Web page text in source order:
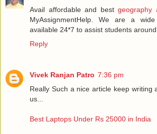
Avail affordable and bestgeography
MyAssignmentHelp. We are a
available 24*7 to assist students
Reply
Vivek Ranjan Patro 7:36 pm
Really Such a nice article keep writing
us...
Best Laptops Under Rs 25000 in India